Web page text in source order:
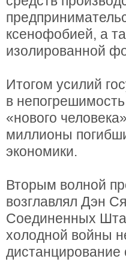
ксенофобией, а
изолированной
Итогом усилий
в
«нового
миллионы
экономики.
Вторым волной
возглавлял Дэн
Соединенных
холодной войны